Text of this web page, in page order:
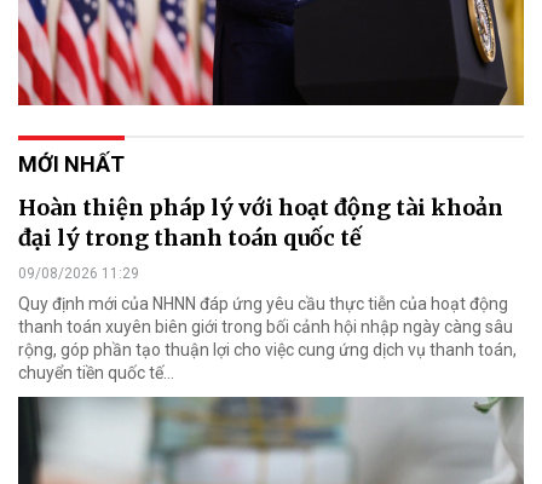
MỚI NHẤT
Hoàn thiện pháp lý với hoạt động tài khoản
đại lý trong thanh toán quốc tế
09/08/2026 11:29
Quy định mới của NHNN đáp ứng yêu cầu thực tiễn của hoạt động
thanh toán xuyên biên giới trong bối cảnh hội nhập ngày càng sâu
rộng, góp phần tạo thuận lợi cho việc cung ứng dịch vụ thanh toán,
chuyển tiền quốc tế...